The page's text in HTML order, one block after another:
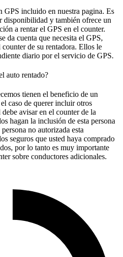
GPS incluido en nuestra pagina. Es
disponibilidad y también ofrece un
a rentar el GPS en el counter.
da cuenta que necesita el GPS,
de su rentadora. Ellos le
diario por el servicio de GPS.
auto rentado?
tienen el beneficio de un
caso de querer incluir otros
avisar en el counter de la
hagan la inclusión de esta persona
no autorizada esta
seguros que usted haya comprado
por lo tanto es muy importante
sobre conductores adicionales.